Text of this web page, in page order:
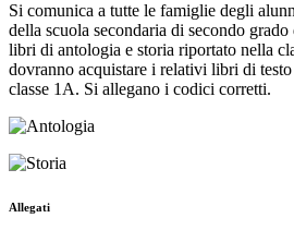
Si comunica a tutte le famiglie degli
della scuola secondaria di secondo
libri di antologia e storia riportato nella
dovranno acquistare i relativi libri di
classe 1A. Si allegano i codici corretti.
Allegati